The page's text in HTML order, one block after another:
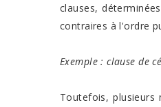
clauses,
contraires à l'ordre
Exemple : clause de
Toutefois, plusieurs